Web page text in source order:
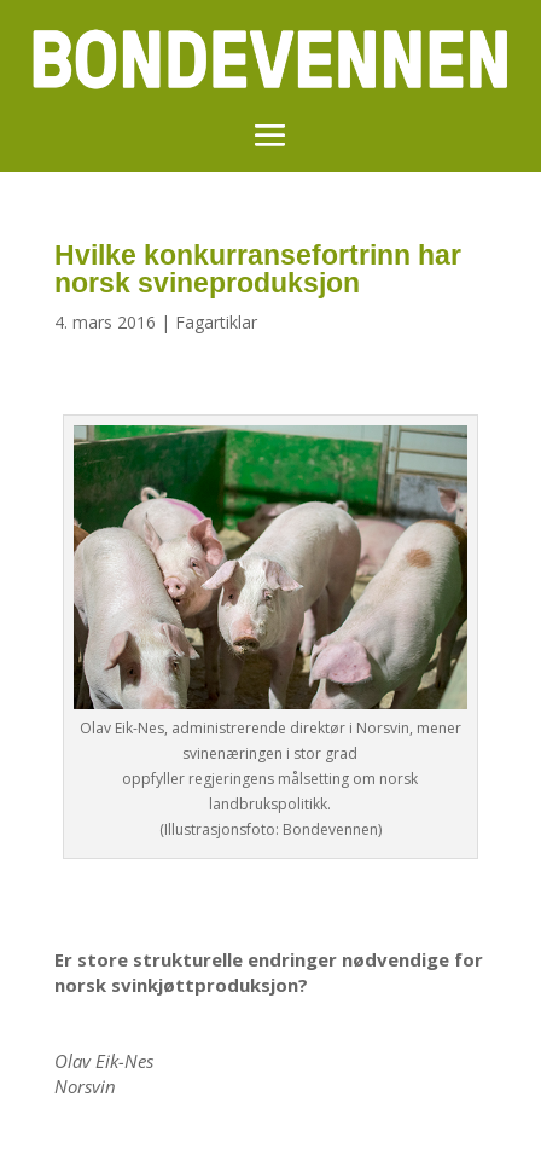
Hvilke konkurransefortrinn har
norsk svineproduksjon
4. mars 2016 | Fagartiklar
Olav Eik-Nes, administrerende direktør i Norsvin, mener
svinenæringen i stor grad
oppfyller regjeringens målsetting om norsk
landbrukspolitikk.
(Illustrasjonsfoto: Bondevennen)
Er store strukturelle endringer nødvendige for
norsk svinkjøttproduksjon?
Olav Eik-Nes
Norsvin